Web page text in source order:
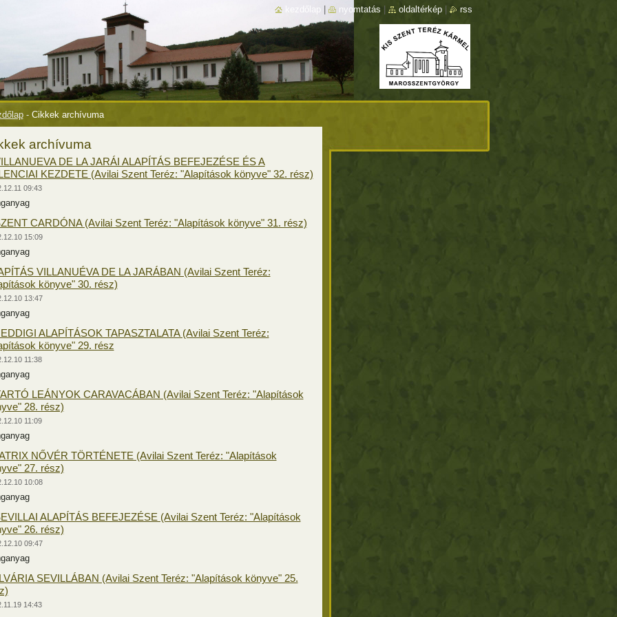
- Cikkek archívuma
archívuma
DE LA JARÁI ALAPÍTÁS BEFEJEZÉSE ÉS A
KEZDETE (Avilai Szent Teréz: "Alapítások könyve" 32. rész)
09:43
CARDÓNA (Avilai Szent Teréz: "Alapítások könyve" 31. rész)
15:09
VILLANUÉVA DE LA JARÁBAN (Avilai Szent Teréz:
könyve" 30. rész)
13:47
ALAPÍTÁSOK TAPASZTALATA (Avilai Szent Teréz:
könyve" 29. rész
11:38
LEÁNYOK CARAVACÁBAN (Avilai Szent Teréz: "Alapítások
28. rész)
11:09
NŐVÉR TÖRTÉNETE (Avilai Szent Teréz: "Alapítások
27. rész)
10:08
ALAPÍTÁS BEFEJEZÉSE (Avilai Szent Teréz: "Alapítások
26. rész)
09:47
SEVILLÁBAN (Avilai Szent Teréz: "Alapítások könyve" 25.
14:43
kezdőlap nyomtatás oldaltérkép rss